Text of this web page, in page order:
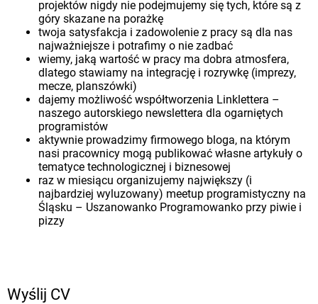
projektów nigdy nie podejmujemy się tych, które są z
góry skazane na porażkę
twoja satysfakcja i zadowolenie z pracy są dla nas
najważniejsze i potrafimy o nie zadbać
wiemy, jaką wartość w pracy ma dobra atmosfera,
dlatego stawiamy na integrację i rozrywkę (imprezy,
mecze, planszówki)
dajemy możliwość współtworzenia Linklettera –
naszego autorskiego newslettera dla ogarniętych
programistów
aktywnie prowadzimy firmowego bloga, na którym
nasi pracownicy mogą publikować własne artykuły o
tematyce technologicznej i biznesowej
raz w miesiącu organizujemy największy (i
najbardziej wyluzowany) meetup programistyczny na
Śląsku – Uszanowanko Programowanko przy piwie i
pizzy
Wyślij CV